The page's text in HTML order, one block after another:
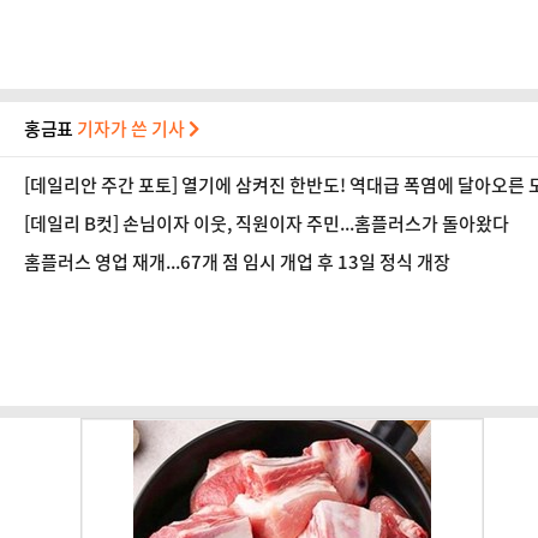
홍금표 기자가 쓴 기사
[데일리안 주간 포토] 열기에 삼켜진 한반도! 역대급 폭염에 달아오른
[데일리 B컷] 손님이자 이웃, 직원이자 주민...홈플러스가 돌아왔다
홈플러스 영업 재개...67개 점 임시 개업 후 13일 정식 개장